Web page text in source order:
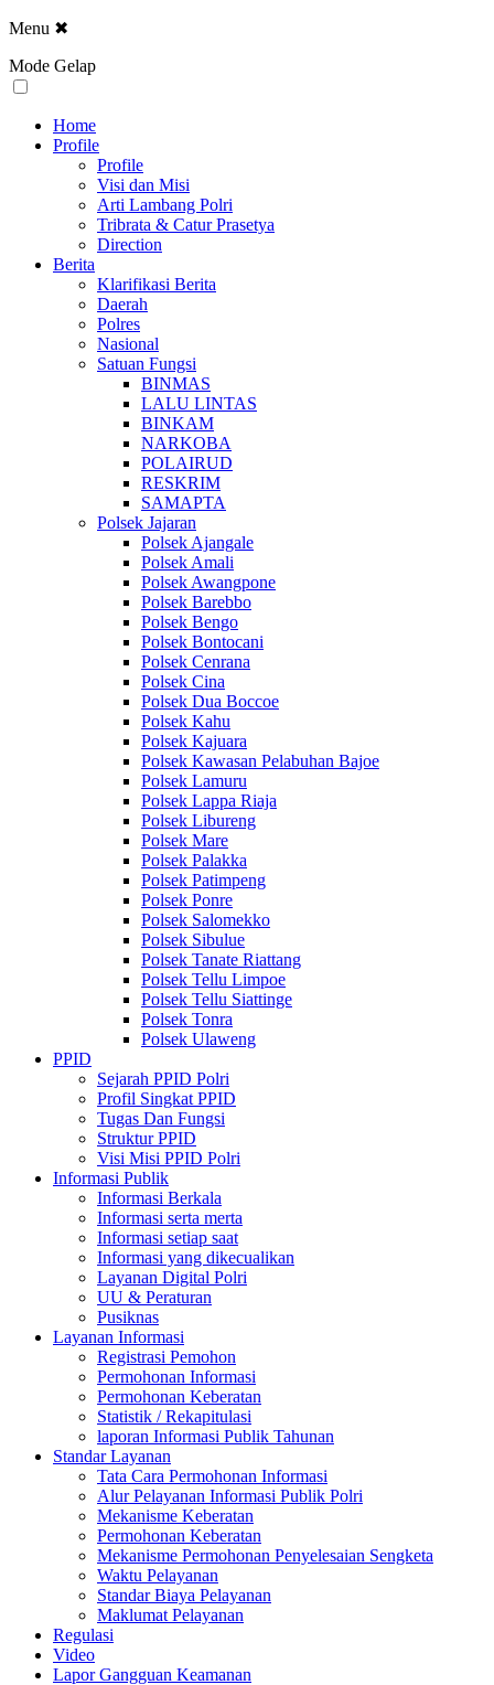
Menu ✖
Mode Gelap
Home
Profile
Profile
Visi dan Misi
Arti Lambang Polri
Tribrata & Catur Prasetya
Direction
Berita
Klarifikasi Berita
Daerah
Polres
Nasional
Satuan Fungsi
BINMAS
LALU LINTAS
BINKAM
NARKOBA
POLAIRUD
RESKRIM
SAMAPTA
Polsek Jajaran
Polsek Ajangale
Polsek Amali
Polsek Awangpone
Polsek Barebbo
Polsek Bengo
Polsek Bontocani
Polsek Cenrana
Polsek Cina
Polsek Dua Boccoe
Polsek Kahu
Polsek Kajuara
Polsek Kawasan Pelabuhan Bajoe
Polsek Lamuru
Polsek Lappa Riaja
Polsek Libureng
Polsek Mare
Polsek Palakka
Polsek Patimpeng
Polsek Ponre
Polsek Salomekko
Polsek Sibulue
Polsek Tanate Riattang
Polsek Tellu Limpoe
Polsek Tellu Siattinge
Polsek Tonra
Polsek Ulaweng
PPID
Sejarah PPID Polri
Profil Singkat PPID
Tugas Dan Fungsi
Struktur PPID
Visi Misi PPID Polri
Informasi Publik
Informasi Berkala
Informasi serta merta
Informasi setiap saat
Informasi yang dikecualikan
Layanan Digital Polri
UU & Peraturan
Pusiknas
Layanan Informasi
Registrasi Pemohon
Permohonan Informasi
Permohonan Keberatan
Statistik / Rekapitulasi
laporan Informasi Publik Tahunan
Standar Layanan
Tata Cara Permohonan Informasi
Alur Pelayanan Informasi Publik Polri
Mekanisme Keberatan
Permohonan Keberatan
Mekanisme Permohonan Penyelesaian Sengketa
Waktu Pelayanan
Standar Biaya Pelayanan
Maklumat Pelayanan
Regulasi
Video
Lapor Gangguan Keamanan